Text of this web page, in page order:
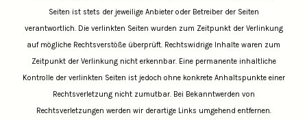
Seiten ist stets der jeweilige Anbieter oder Betreiber der Seiten
verantwortlich. Die verlinkten Seiten wurden zum Zeitpunkt der Verlinkung
auf mögliche Rechtsverstöße überprüft. Rechtswidrige Inhalte waren zum
Zeitpunkt der Verlinkung nicht erkennbar. Eine permanente inhaltliche
Kontrolle der verlinkten Seiten ist jedoch ohne konkrete Anhaltspunkte einer
Rechtsverletzung nicht zumutbar. Bei Bekanntwerden von
Rechtsverletzungen werden wir derartige Links umgehend entfernen.